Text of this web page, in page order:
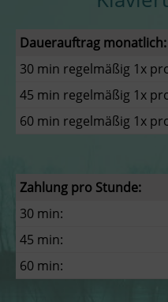
Dauerauftrag monatlich:
30 min regelmäßig 1x
45 min regelmäßig 1x
60 min regelmäßig 1x
Zahlung pro Stunde:
30 min:
45 min:
60 min: